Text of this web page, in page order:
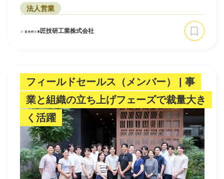
法人営業
匠技研工業株式会社
フィールドセールス（メンバー） | 事
業と組織の立ち上げフェーズで裁量大き
く活躍